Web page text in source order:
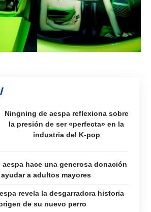
Ningning de aespa reflexiona sobre
la presión de ser «perfecta» en la
industria del K-pop
aespa hace una generosa donación
ayudar a adultos mayores
revela la desgarradora historia
de su nuevo perro